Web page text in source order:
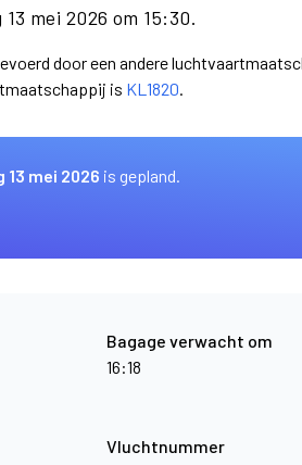
mei 2026 om 15:30.
door een andere
is KL1820.
13 mei 2026 is gepland.
Bagage verwacht om
16:18
Vluchtnummer